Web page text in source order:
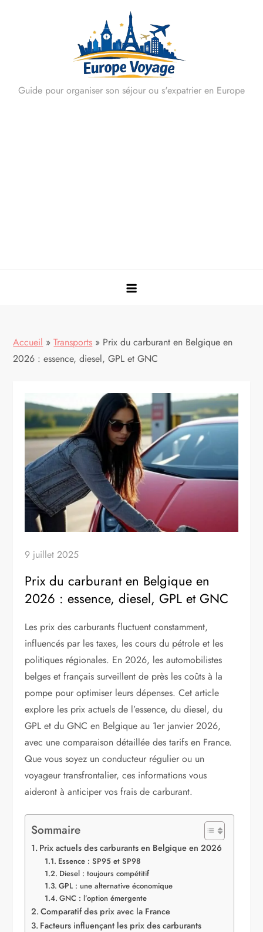
Guide pour organiser son séjour ou s'expatrier en Europe
Accueil »Transports » Prix du carburant en Belgique en
2026 : essence, diesel, GPL et GNC
9 juillet 2025
Prix du carburant en Belgique en
2026 : essence, diesel, GPL et GNC
Les prix des carburants fluctuent constamment,
influencés par les taxes, les cours du pétrole et les
politiques régionales. En 2026, les automobilistes
belges et français surveillent de près les coûts à la
pompe pour optimiser leurs dépenses. Cet article
explore les prix actuels de l’essence, du diesel, du
GPL et du GNC en Belgique au 1er janvier 2026,
avec une comparaison détaillée des tarifs en France.
Que vous soyez un conducteur régulier ou un
voyageur transfrontalier, ces informations vous
aideront à anticiper vos frais de carburant.
Sommaire
Prix actuels des carburants en Belgique en 2026
Essence : SP95 et SP98
Diesel : toujours compétitif
GPL : une alternative économique
GNC : l’option émergente
Comparatif des prix avec la France
Facteurs influençant les prix des carburants